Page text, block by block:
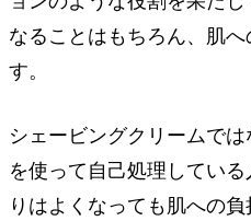
なることはもちろん、肌
す。
シェービングクリームで
を使って自己処理してい
りはよくなっても肌への